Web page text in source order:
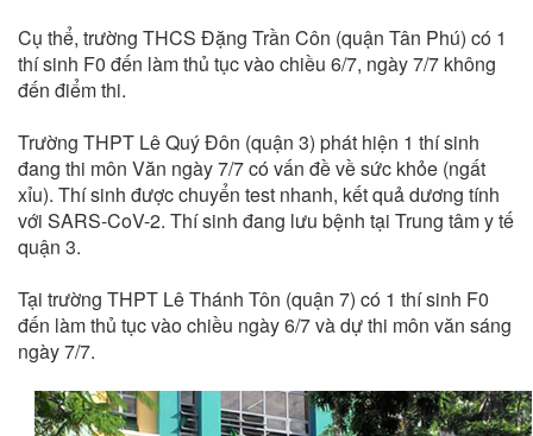
Cụ thể, trường THCS Đặng Trần Côn (quận Tân Phú) có 1
thí sinh F0 đến làm thủ tục vào chiều 6/7, ngày 7/7 không
đến điểm thi.
Trường THPT Lê Quý Đôn (quận 3) phát hiện 1 thí sinh
đang thi môn Văn ngày 7/7 có vấn đề về sức khỏe (ngất
xỉu). Thí sinh được chuyển test nhanh, kết quả dương tính
với SARS-CoV-2. Thí sinh đang lưu bệnh tại Trung tâm y tế
quận 3.
Tại trường THPT Lê Thánh Tôn (quận 7) có 1 thí sinh F0
đến làm thủ tục vào chiều ngày 6/7 và dự thi môn văn sáng
ngày 7/7.